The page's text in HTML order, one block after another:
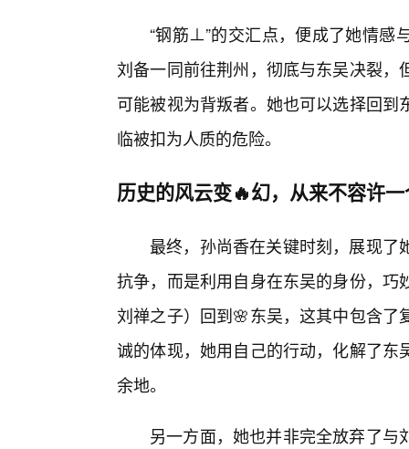
“钢筋⊥”的交汇点，便成了她情感
刘备一同前往荆州，彻底与东吴决裂
可能被视为背叛者。她也可以选择回
临被扣为人质的危险。
历史的风云变🔥幻，从来不容许
最终，孙尚香在关键时刻，展现了
抗争，而是利用自身在东吴的身份，
刘禅之子）回到🌸东吴，这其中包含
诚的体现，她用自己的行动，化解了
余地。
另一方面，她也并非完全放弃了